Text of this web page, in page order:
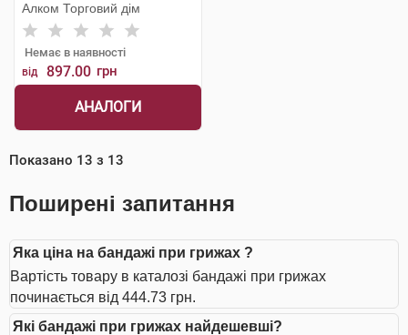
Алком Торговий дім
Немає в наявності
від 897.00 грн
АНАЛОГИ
Показано 13 з 13
Поширені запитання
Яка ціна на бандажі при грижах ?
Вартість товару в каталозі бандажі при грижах
починається від 444.73 грн.
Які бандажі при грижах найдешевші?